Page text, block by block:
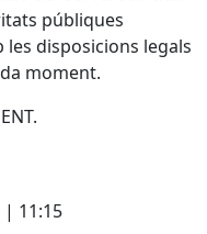
públiques
disposicions legals
moment.
| 11:15